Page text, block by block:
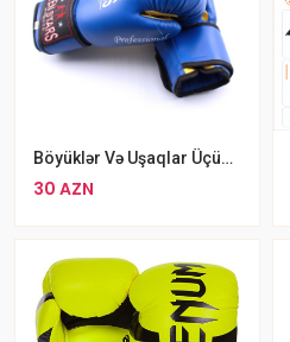
Böyüklər Və Uşaqlar Üçün Uyğun Professional Boks Əlcəyi Ten Stars Boks Əlcəyi
30 AZN